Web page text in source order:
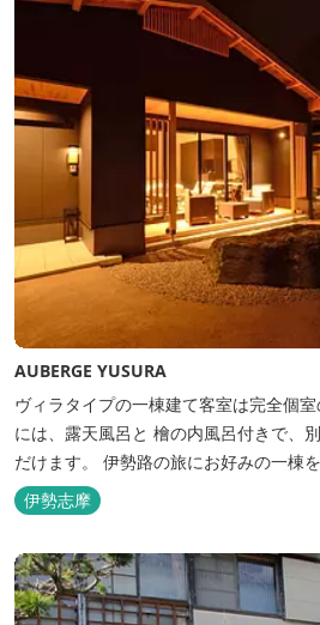
AUBERGE YUSURA
ヴィラタイプの一棟建て客室は完全個
には、露天風呂と 檜の内風呂付きで、
だけます。 伊勢路の旅にお好みの一棟
「AUBERGE YUSURA」が大切にしてい
らではの「ひと手間」のおもてなし。
様の伊勢路の旅に寄り添う宿となれる
て...
伊勢志摩